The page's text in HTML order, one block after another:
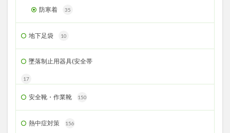
防寒着 35
地下足袋 10
墜落制止用器具(安全帯
17
安全靴・作業靴 150
熱中症対策 156